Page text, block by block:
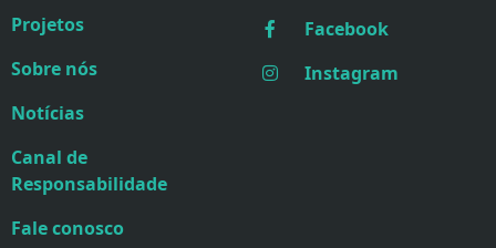
Projetos
Sobre nós
Notícias
Canal de
Responsabilidade
Fale conosco
Facebook
Instagram